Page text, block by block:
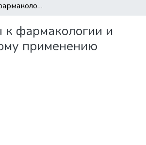
Материалы к фармакологии и клиническому применению чистотела
фармакологии и
применению